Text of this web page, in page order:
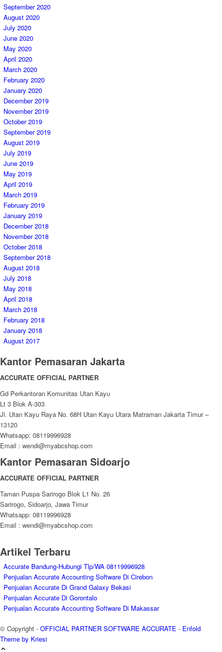
September 2020
August 2020
July 2020
June 2020
May 2020
April 2020
March 2020
February 2020
January 2020
December 2019
November 2019
October 2019
September 2019
August 2019
July 2019
June 2019
May 2019
April 2019
March 2019
February 2019
January 2019
December 2018
November 2018
October 2018
September 2018
August 2018
July 2018
May 2018
April 2018
March 2018
February 2018
January 2018
August 2017
Kantor Pemasaran Jakarta
ACCURATE OFFICIAL PARTNER
Gd Perkantoran Komunitas Utan Kayu
Lt 3 Blok A-303
Jl. Utan Kayu Raya No. 68H Utan Kayu Utara Matraman Jakarta Timur –
13120
Whatsapp: 08119996928
Email : wendi@myabcshop.com
Kantor Pemasaran Sidoarjo
ACCURATE OFFICIAL PARTNER
Taman Puspa Sarirogo Blok L1 No. 26
Sarirogo, Sidoarjo, Jawa Timur
Whatsapp: 08119996928
Email : wendi@myabcshop.com
Artikel Terbaru
Accurate Bandung-Hubungi Tlp/WA 08119996928
Penjualan Accurate Accounting Software Di Cirebon
Penjualan Accurate Di Grand Galaxy Bekasi
Penjualan Accurate Di Gorontalo
Penjualan Accurate Accounting Software Di Makassar
© Copyright - OFFICIAL PARTNER SOFTWARE ACCURATE - Enfold
Theme by Kriesi